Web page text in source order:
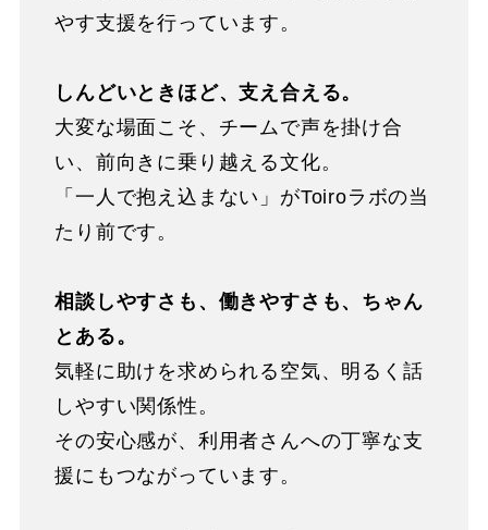
やす支援を行っています。
しんどいときほど、支え合える。
大変な場面こそ、チームで声を掛け合
い、前向きに乗り越える文化。
「一人で抱え込まない」がToiroラボの当
たり前です。
相談しやすさも、働きやすさも、ちゃん
とある。
気軽に助けを求められる空気、明るく話
しやすい関係性。
その安心感が、利用者さんへの丁寧な支
援にもつながっています。